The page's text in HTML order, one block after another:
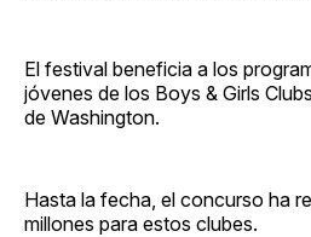
El festival beneficia a los
jóvenes de los Boys & Girls
de Washington.
Hasta la fecha, el concurso ha
millones para estos clubes.